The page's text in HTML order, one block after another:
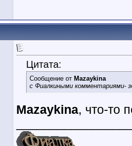
Цитата:
Сообщение от Mazaykina
с Фиалкиными комментариями-
Mazaykina, что-то